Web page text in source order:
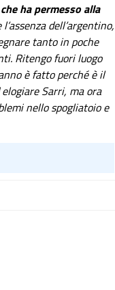
ha permesso alla
dell’argentino,
tanto in poche
Ritengo fuori luogo
è fatto perché è il
Sarri, ma ora
nello spogliatoio e